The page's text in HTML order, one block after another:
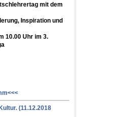
mit dem
Inspiration und
10.00 Uhr im 3.
(11.12.2018